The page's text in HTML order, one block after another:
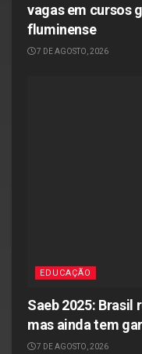
vagas em cursos
fluminense
7 DE AGOSTO, 2026
EDUCAÇÃO
Saeb 2025: Brasil
mas ainda tem
7 DE AGOSTO, 2026